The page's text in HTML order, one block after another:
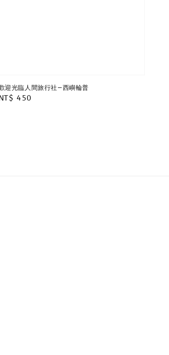
迎光臨人間旅行社—西嶼輪普
450